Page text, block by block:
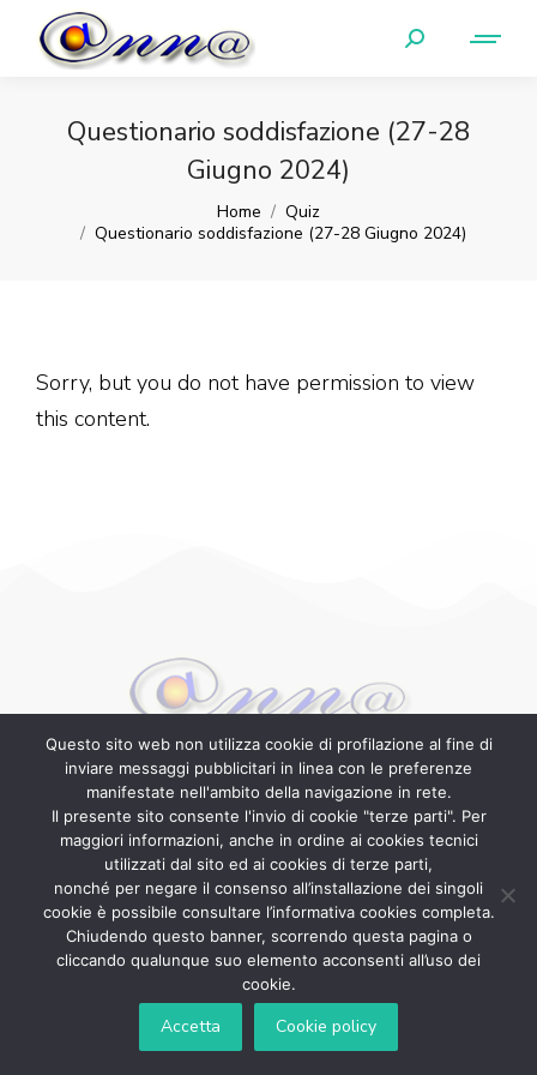
Questionario soddisfazione (27-28
Giugno 2024)
Home
Quiz
Questionario soddisfazione (27-28 Giugno 2024)
Sorry, but you do not have permission to view
this content.
Associazione Nazionale Notifiche Atti
Tutti i diritti riservati 2025 © Associazione Nazionale
Notifiche Atti
Questo sito web non utilizza cookie di profilazione al fine di
inviare messaggi pubblicitari in linea con le preferenze
manifestate nell'ambito della navigazione in rete.
Il presente sito consente l'invio di cookie "terze parti". Per
maggiori informazioni, anche in ordine ai cookies tecnici
utilizzati dal sito ed ai cookies di terze parti,
nonché per negare il consenso all’installazione dei singoli
cookie è possibile consultare l’informativa cookies completa.
Chiudendo questo banner, scorrendo questa pagina o
cliccando qualunque suo elemento acconsenti all’uso dei
cookie.
Accetta Cookie policy